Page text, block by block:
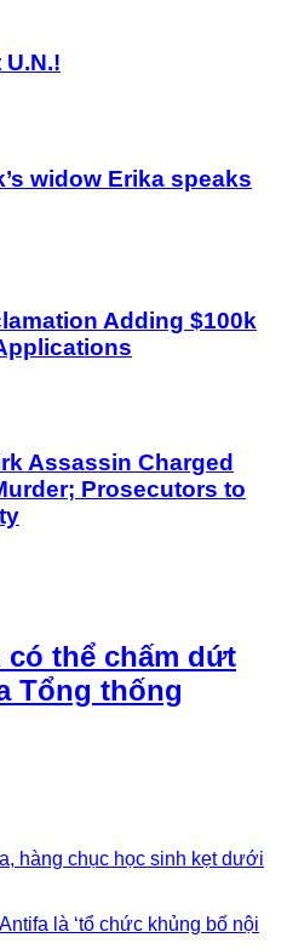
widow Erika speaks
Adding $100k
Assassin Charged
Prosecutors to
có thể chấm dứt
Tổng thống
hàng chục học sinh kẹt dưới
là ‘tổ chức khủng bố nội